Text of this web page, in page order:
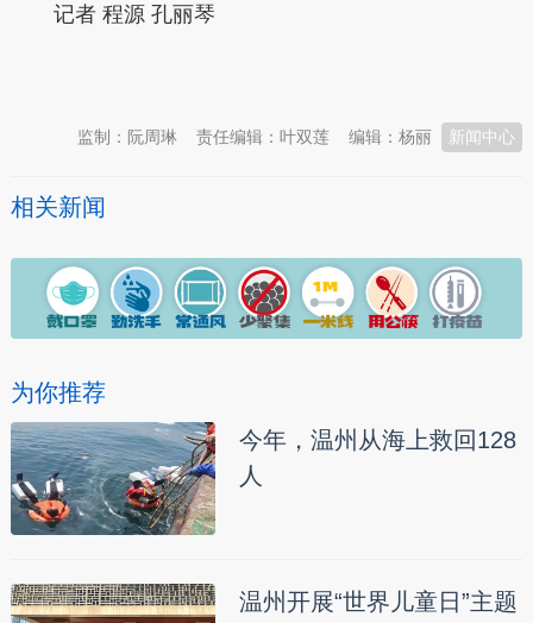
记者 程源 孔丽琴
新闻中心
编辑：杨丽
责任编辑：叶双莲
监制：阮周琳
相关新闻
为你推荐
今年，温州从海上救回128
人
温州开展“世界儿童日”主题